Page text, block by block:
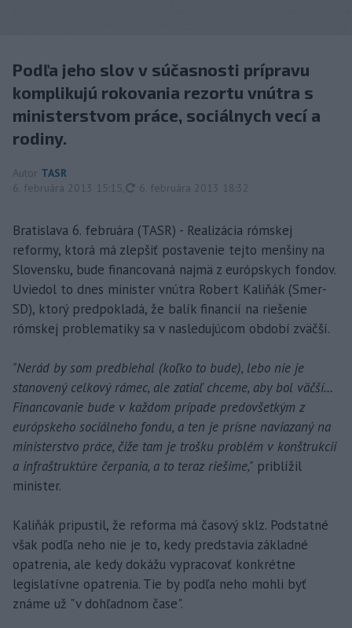
Podľa jeho slov v súčasnosti prípravu
komplikujú rokovania rezortu vnútra s
ministerstvom práce, sociálnych vecí a
rodiny.
Autor TASR
6. februára 2013 15:15
aktualizované
6. februára 2013 18:32
Bratislava 6. februára (TASR) - Realizácia rómskej
reformy, ktorá má zlepšiť postavenie tejto menšiny na
Slovensku, bude financovaná najmä z európskych fondov.
Uviedol to dnes minister vnútra Robert Kaliňák (Smer-
SD), ktorý predpokladá, že balík financií na riešenie
rómskej problematiky sa v nasledujúcom období zväčší.
"Nerád by som predbiehal (koľko to bude), lebo nie je
stanovený celkový rámec, ale zatiaľ chceme, aby bol väčší...
Financovanie bude v každom prípade predovšetkým z
európskeho sociálneho fondu, a ten je prísne naviazaný na
ministerstvo práce, čiže tam je trošku problém v konštrukcii
a infraštruktúre čerpania, a to teraz riešime," priblížil
minister.
Kaliňák pripustil, že reforma má časový sklz. Podstatné
však podľa neho nie je to, kedy predstavia základné
opatrenia, ale kedy dokážu vypracovať konkrétne
legislatívne opatrenia. Tie by podľa neho mohli byť
známe už "v dohľadnom čase".